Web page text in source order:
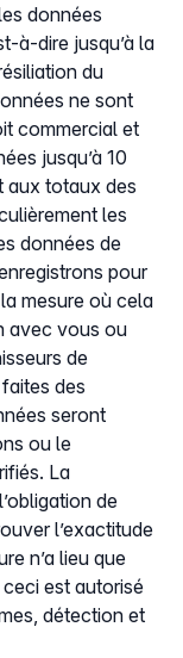
données
à-dire jusqu’à la
du
ne sont
commercial et
jusqu’à 10
aux totaux des
les
données de
pour
mesure où cela
avec vous ou
de
des
seront
ou le
La
de
l’exactitude
n’a lieu que
est autorisé
détection et